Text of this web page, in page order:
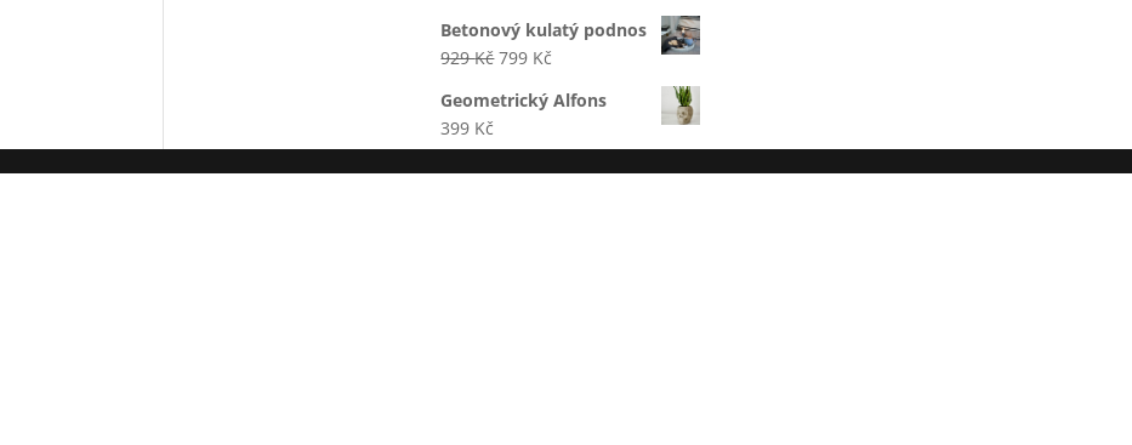
Betonový kulatý podnos
929KčOriginal
was:
799 Kč
is:
Geometrický Alfons
399 Kč